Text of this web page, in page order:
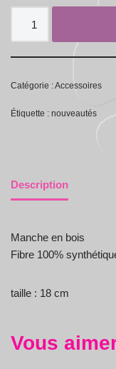
Catégorie :Accessoires
Étiquette : nouveautés
Description
Manche en bois
Fibre 100%
taille : 18 cm
Vous